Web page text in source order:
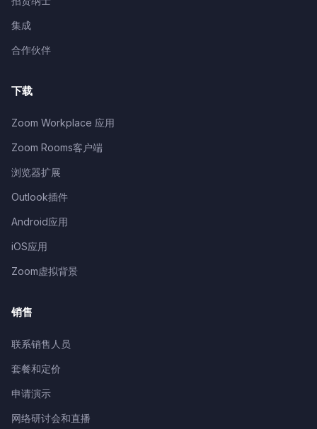
集成
合作伙伴
下载
Zoom Workplace 应用
Zoom Rooms客户端
浏览器扩展
Outlook插件
Android应用
iOS应用
Zoom虚拟背景
销售
联系销售人员
套餐和定价
申请演示
网络研讨会和直播